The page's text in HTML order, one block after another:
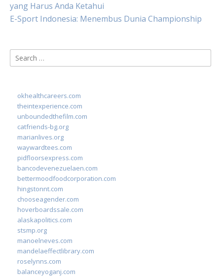
yang Harus Anda Ketahui
E-Sport Indonesia: Menembus Dunia Championship
Search
for:
okhealthcareers.com
theintexperience.com
unboundedthefilm.com
catfriends-bg.org
marianlives.org
waywardtees.com
pidfloorsexpress.com
bancodevenezuelaen.com
bettermoodfoodcorporation.com
hingstonnt.com
chooseagender.com
hoverboardssale.com
alaskapolitics.com
stsmp.org
manoelneves.com
mandelaeffectlibrary.com
roselynns.com
balanceyoganj.com